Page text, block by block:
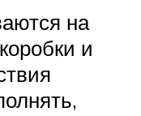
на
и